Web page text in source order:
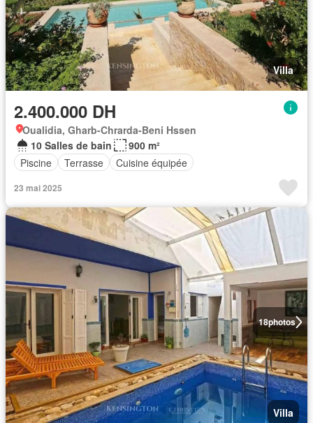
Villa
2.400.000 DH
Oualidia, Gharb-Chrarda-Beni Hssen
10 Salles de bain
900 m²
Piscine
Terrasse Cuisine équipée
23 mai 2025
18photos
Villa